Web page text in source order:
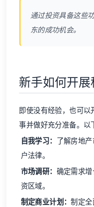
通过投资具备这些
东的成功机会。
新手如何开
即使没有经验，也可
事并做好充分准备。以
自我学习： 了解房地
户法律。
市场调研： 确定需求
资区域。
制定商业计划：制定全